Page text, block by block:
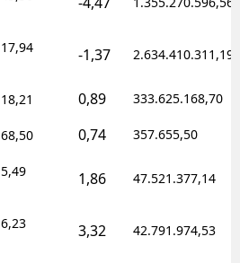
17,94 -1,37 2.634.410.311,19
18,21 0,89 333.625.168,70
68,50 0,74 357.655,50
5,49 1,86 47.521.377,14
6,23 3,32 42.791.974,53